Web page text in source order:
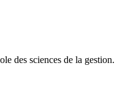
des sciences de la gestion.